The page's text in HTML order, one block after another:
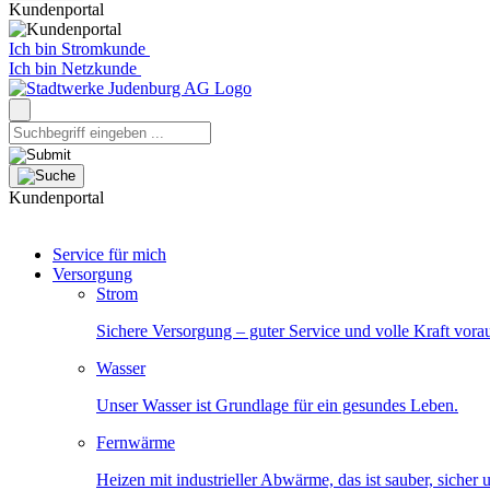
Kundenportal
Ich bin Stromkunde
Ich bin Netzkunde
Kundenportal
Service für mich
Versorgung
Strom
Sichere Versorgung – guter Service und volle Kraft
Wasser
Unser Wasser ist Grundlage für ein gesundes Leben.
Fernwärme
Heizen mit industrieller Abwärme, das ist sauber, sicher